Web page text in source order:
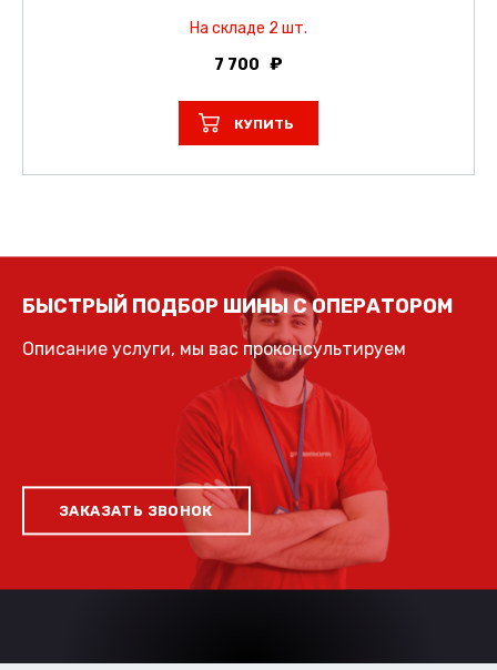
На складе 2 шт.
7 700
КУПИТЬ
БЫСТРЫЙ ПОДБОР ШИНЫ С ОПЕРАТОРОМ
Описание услуги, мы вас проконсультируем
ЗАКАЗАТЬ ЗВОНОК